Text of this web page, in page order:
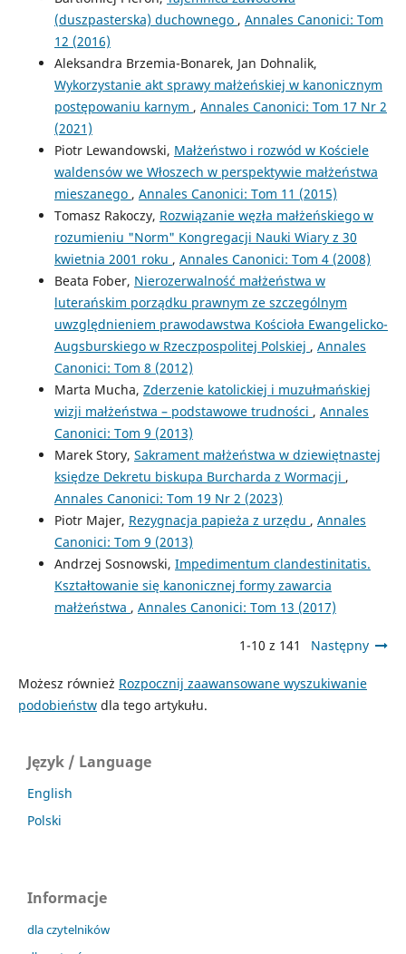
(duszpasterska) duchownego , Annales Canonici: Tom
12 (2016)
Aleksandra Brzemia-Bonarek, Jan Dohnalik,
Wykorzystanie akt sprawy małżeńskiej w kanonicznym
postępowaniu karnym , Annales Canonici: Tom 17 Nr 2
(2021)
Piotr Lewandowski, Małżeństwo i rozwód w Kościele
waldensów we Włoszech w perspektywie małżeństwa
mieszanego , Annales Canonici: Tom 11 (2015)
Tomasz Rakoczy, Rozwiązanie węzła małżeńskiego w
rozumieniu "Norm" Kongregacji Nauki Wiary z 30
kwietnia 2001 roku , Annales Canonici: Tom 4 (2008)
Beata Fober, Nierozerwalność małżeństwa w
luterańskim porządku prawnym ze szczególnym
uwzględnieniem prawodawstwa Kościoła Ewangelicko-
Augsburskiego w Rzeczpospolitej Polskiej , Annales
Canonici: Tom 8 (2012)
Marta Mucha, Zderzenie katolickiej i muzułmańskiej
wizji małżeństwa – podstawowe trudności , Annales
Canonici: Tom 9 (2013)
Marek Story, Sakrament małżeństwa w dziewiętnastej
księdze Dekretu biskupa Burcharda z Wormacji ,
Annales Canonici: Tom 19 Nr 2 (2023)
Piotr Majer, Rezygnacja papieża z urzędu , Annales
Canonici: Tom 9 (2013)
Andrzej Sosnowski, Impedimentum clandestinitatis.
Kształtowanie się kanonicznej formy zawarcia
małżeństwa , Annales Canonici: Tom 13 (2017)
1-10 z 141 Następny
Możesz również Rozpocznij zaawansowane wyszukiwanie
podobieństwdla tego artykułu.
Język / Language
English
Polski
Informacje
dla czytelników